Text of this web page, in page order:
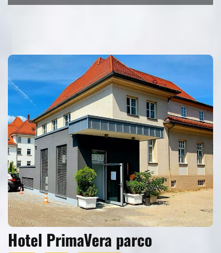
Hotel PrimaVera parco